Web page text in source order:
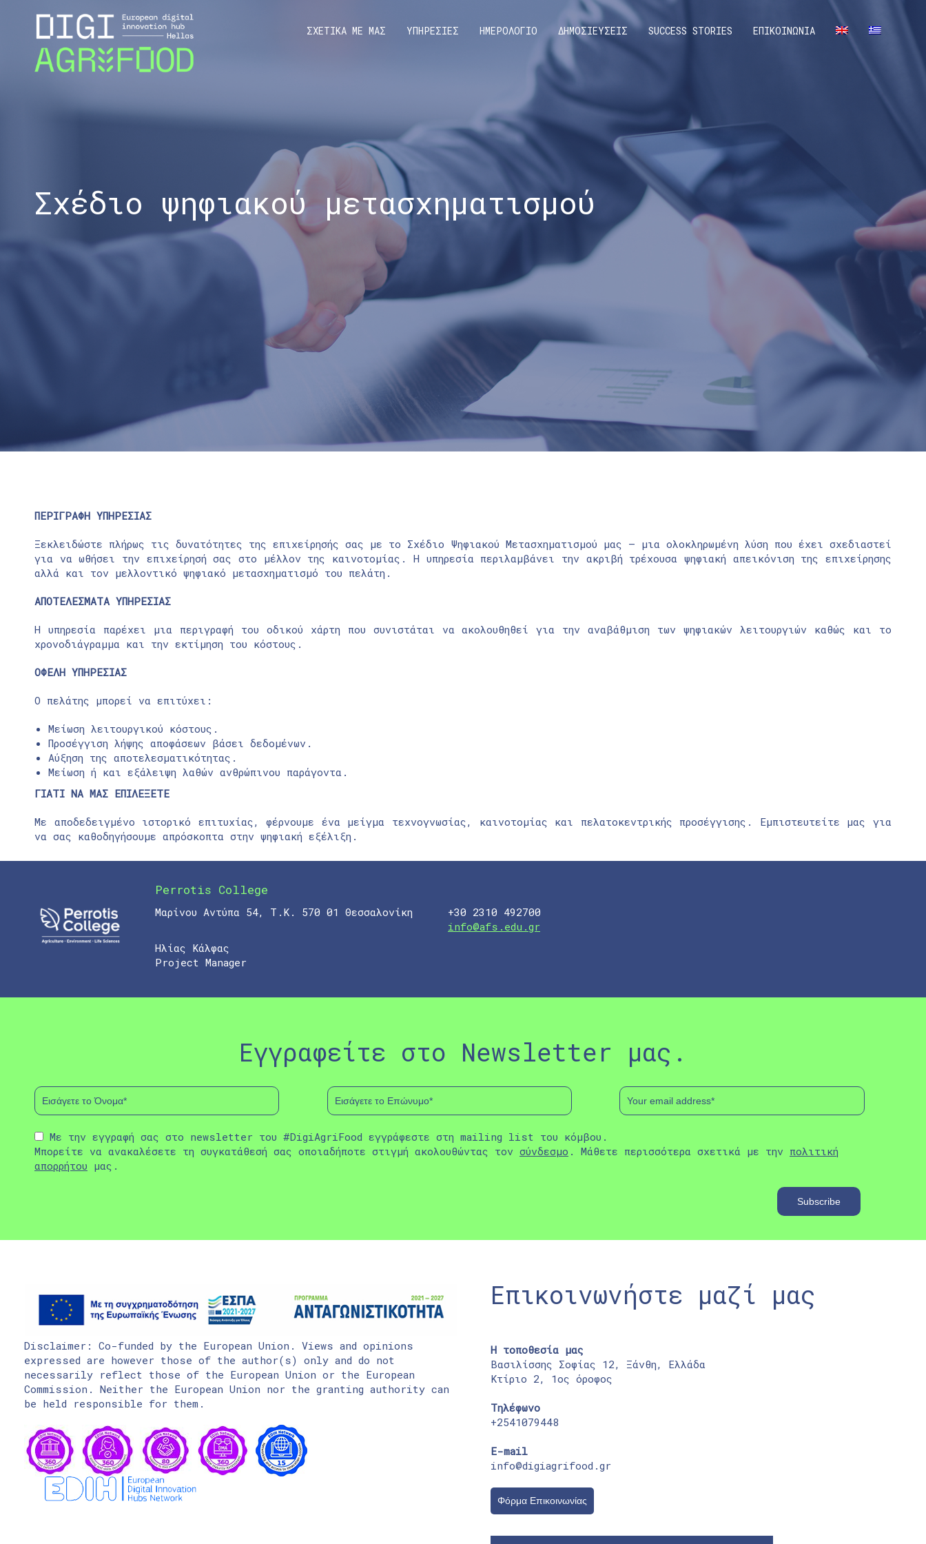
ΣΧΕΤΙΚΑ ΜΕ ΜΑΣ ΥΠΗΡΕΣΙΕΣ ΗΜΕΡΟΛΟΓΙΟ ΔΗΜΟΣΙΕΥΣΕΙΣ SUCCESS STORIES ΕΠΙΚΟΙΝΩΝΙΑ
Σχέδιο ψηφιακού μετασχηματισμού
ΠΕΡΙΓΡΑΦΗ ΥΠΗΡΕΣΙΑΣ
Ξεκλειδώστε πλήρως τις δυνατότητες της επιχείρησής σας με το Σχέδιο Ψηφιακού Μετασχηματισμού μας – μια ολοκληρωμένη λύση που έχει σχεδιαστεί
για να ωθήσει την επιχείρησή σας στο μέλλον της καινοτομίας. Η υπηρεσία περιλαμβάνει την ακριβή τρέχουσα ψηφιακή απεικόνιση της επιχείρησης
αλλά και τον μελλοντικό ψηφιακό μετασχηματισμό του πελάτη.
ΑΠΟΤΕΛΕΣΜΑΤΑ ΥΠΗΡΕΣΙΑΣ
Η υπηρεσία παρέχει μια περιγραφή του οδικού χάρτη που συνιστάται να ακολουθηθεί για την αναβάθμιση των ψηφιακών λειτουργιών καθώς και το
χρονοδιάγραμμα και την εκτίμηση του κόστους.
ΟΦΕΛΗ ΥΠΗΡΕΣΙΑΣ
Ο πελάτης μπορεί να επιτύχει:
Μείωση λειτουργικού κόστους.
Προσέγγιση λήψης αποφάσεων βάσει δεδομένων.
Αύξηση της αποτελεσματικότητας.
Μείωση ή και εξάλειψη λαθών ανθρώπινου παράγοντα.
ΓΙΑΤΙ ΝΑ ΜΑΣ ΕΠΙΛΕΞΕΤΕ
Με αποδεδειγμένο ιστορικό επιτυχίας, φέρνουμε ένα μείγμα τεχνογνωσίας, καινοτομίας και πελατοκεντρικής προσέγγισης. Εμπιστευτείτε μας για
να σας καθοδηγήσουμε απρόσκοπτα στην ψηφιακή εξέλιξη.
Perrotis College
Μαρίνου Αντύπα 54, Τ.Κ. 570 01 Θεσσαλονίκη
+30 2310 492700
info@afs.edu.gr
Ηλίας Κάλφας
Project Manager
Εγγραφείτε στο Newsletter μας.
Με την εγγραφή σας στο newsletter του #DigiAgriFood εγγράφεστε στη mailing list του κόμβου.
Μπορείτε να ανακαλέσετε τη συγκατάθεσή σας οποιαδήποτε στιγμή ακολουθώντας τον σύνδεσμο . Μάθετε περισσότερα σχετικά με την πολιτική
απορρήτου μας.
Disclaimer: Co-funded by the European Union. Views and opinions
expressed are however those of the author(s) only and do not
necessarily reflect those of the European Union or the European
Commission. Neither the European Union nor the granting authority can
be held responsible for them.
Επικοινωνήστε μαζί μας
Η τοποθεσία μας
Βασιλίσσης Σοφίας 12, Ξάνθη, Ελλάδα
Κτίριο 2, 1ος όροφος
Τηλέφωνο
+2541079448
E-mail
info@digiagrifood.gr
Φόρμα Επικοινωνίας